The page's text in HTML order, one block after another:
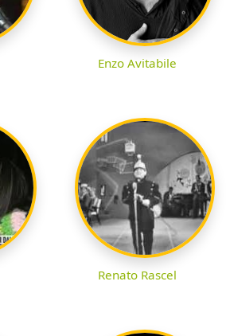
Enzo Avitabile
Renato Rascel